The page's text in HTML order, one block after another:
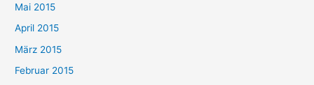
Mai 2015
April 2015
März 2015
Februar 2015